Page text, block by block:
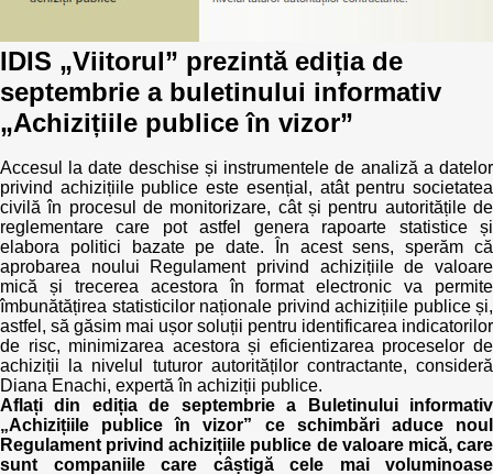
Announcements
IDIS International Advisory Board
Democratic process
15 minutes of economic realism
Hybrid power
EU-STRAT bulletin
Transparency of state – owned enterprises
The best and the worst local policies in Moldova
Democracy, independence and transparency of key
public institutions in Moldova
Integrity of public procurement in Moldova
Public procurement
IDIS „Viitorul” prezintă ediția de
septembrie a buletinului informativ
„Achizițiile publice în vizor”
Accesul la date deschise și instrumentele de analiză a datelor
privind achizițiile publice este esențial, atât pentru societatea
civilă în procesul de monitorizare, cât și pentru autoritățile de
reglementare care pot astfel genera rapoarte statistice și
elabora politici bazate pe date. În acest sens, sperăm că
aprobarea noului Regulament privind achizițiile de valoare
mică și trecerea acestora în format electronic va permite
îmbunătățirea statisticilor naționale privind achizițiile publice și,
astfel, să găsim mai ușor soluții pentru identificarea indicatorilor
de risc, minimizarea acestora și eficientizarea proceselor de
achiziții la nivelul tuturor autorităților contractante, consideră
Diana Enachi, expertă în achiziții publice.
Aflați din ediția de septembrie a Buletinului informativ
„Achizițiile publice în vizor” ce schimbări aduce noul
Regulament privind achizițiile publice de valoare mică, care
sunt companiile care câștigă cele mai voluminoase